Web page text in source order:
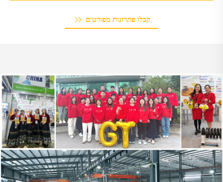
קבלו פתרונות מפורטים